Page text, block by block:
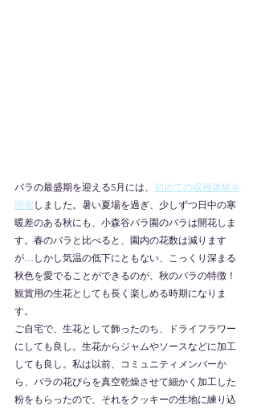
バラの最盛期を迎える5月には、 初めての収穫体験を
開催 しました。暑い夏場を過ぎ、少しずつ日中の寒
暖差のある秋にも、小森谷バラ園のバラは開花しま
す。春のバラと比べると、園内の花数は減ります
が…しかし気温の低下にともない、こっくり深まる
秋色を愛でることができるのが、秋のバラの特徴！
観賞用の生花としても長く楽しめる時期になりま
す。
ご自宅で、生花として飾ったのち、ドライフラワー
にしても良し。生花からジャムやソースなどに加工
しても良し。私は以前、コミュニティメンバーか
ら、バラの花びらを真空乾燥させて細かく加工した
粉をもらったので、それをクッキーの生地に練り込